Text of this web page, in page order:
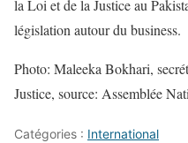
la Loi et de la Justice au
législation autour du business.
Photo: Maleeka Bokhari,
Justice, source: Assemblée
Catégories : International